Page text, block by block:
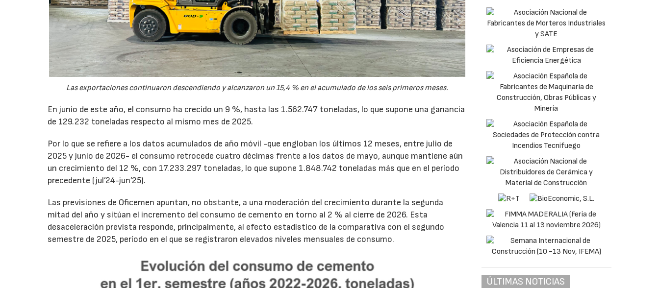
Las exportaciones continuaron descendiendo y alcanzaron un 15,4 % en el acumulado de los seis primeros meses.
En junio de este año, el consumo ha crecido un 9 %, hasta las 1.562.747 toneladas, lo que supone una ganancia
de 129.232 toneladas respecto al mismo mes de 2025.
Por lo que se refiere a los datos acumulados de año móvil -que engloban los últimos 12 meses, entre julio de
2025 y junio de 2026- el consumo retrocede cuatro décimas frente a los datos de mayo, aunque mantiene aún
un crecimiento del 12 %, con 17.233.297 toneladas, lo que supone 1.848.742 toneladas más que en el período
precedente (jul’24-jun’25).
Las previsiones de Oficemen apuntan, no obstante, a una moderación del crecimiento durante la segunda
mitad del año y sitúan el incremento del consumo de cemento en torno al 2 % al cierre de 2026. Esta
desaceleración prevista responde, principalmente, al efecto estadístico de la comparativa con el segundo
semestre de 2025, período en el que se registraron elevados niveles mensuales de consumo.
ÚLTIMAS NOTICIAS